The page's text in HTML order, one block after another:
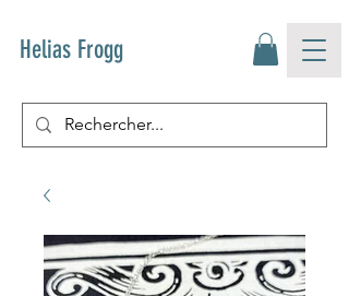
Helias Frogg